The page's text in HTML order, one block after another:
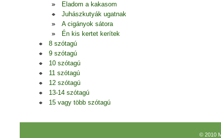
Eladom a kakasom
Juhászkutyák ugatnak
A cigányok sátora
Én kis kertet kerítek
8 szótagú
9 szótagú
10 szótagú
11 szótagú
12 szótagú
13-14 szótagú
15 vagy több szótagú
© 2010